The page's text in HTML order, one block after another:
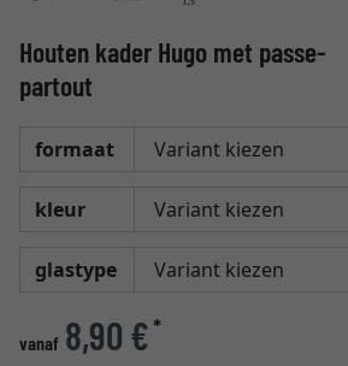
Houten kader Hugo met passe-
partout
formaat
kleur
glastype
vanaf 8,90 €*